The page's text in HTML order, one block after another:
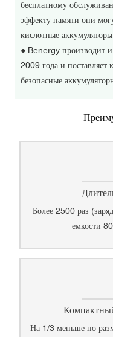
бесплатному
эффекту памяти они
кислотные
● Benergy производит
2009 года и поставляет
безопасные
Более 2500 раз
емкости
На 1/3 меньше по